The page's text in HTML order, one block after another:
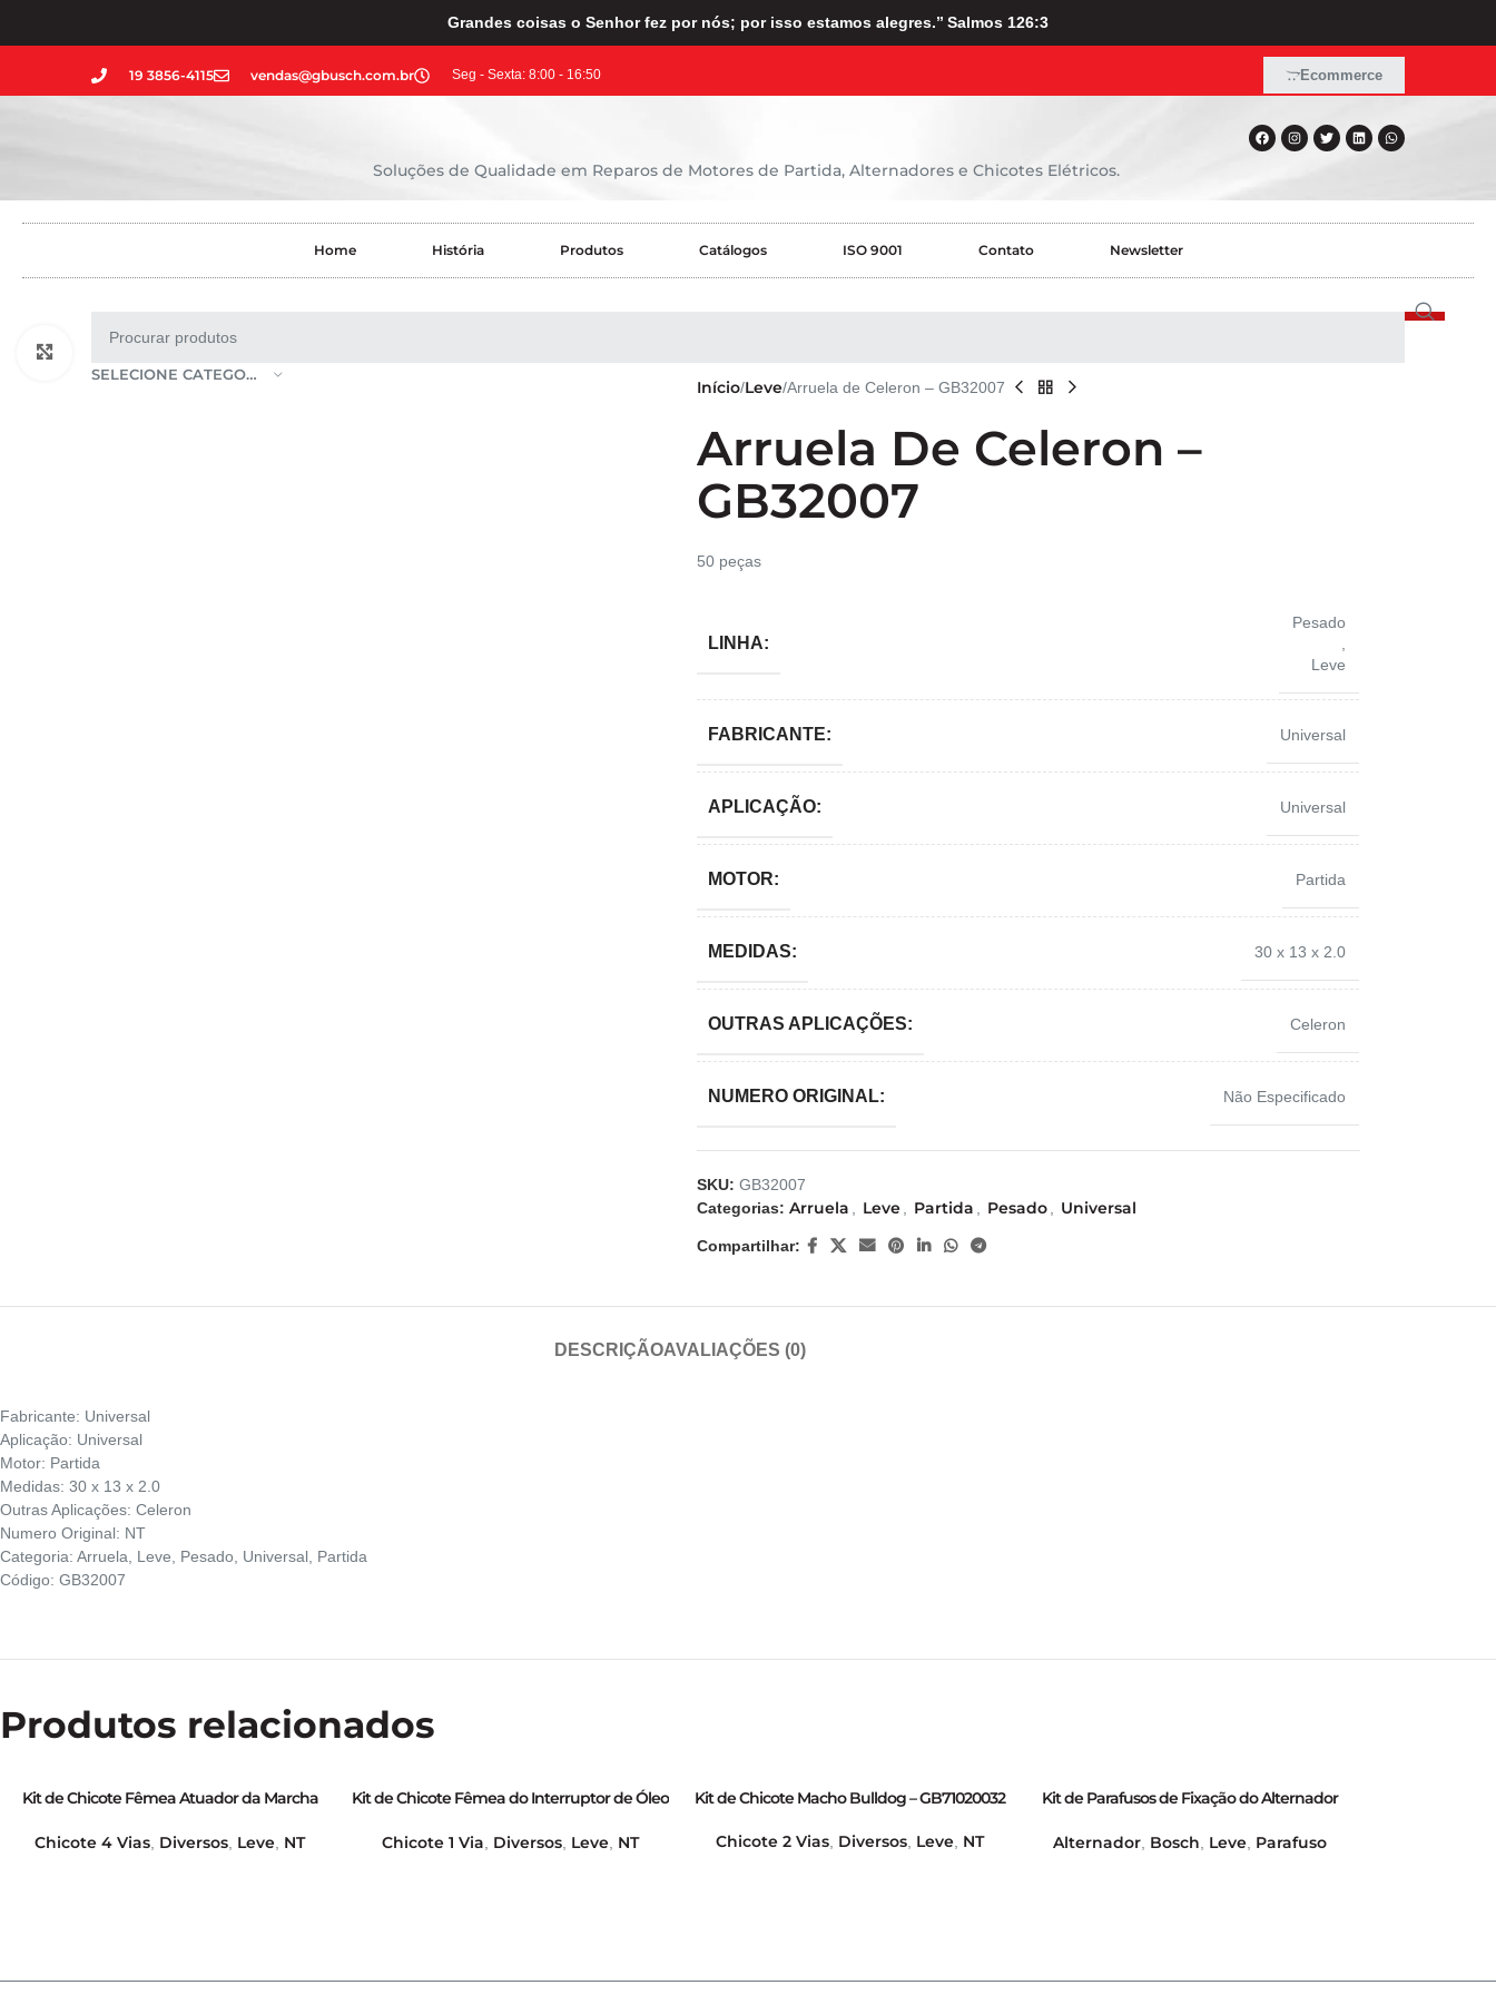
Grandes coisas o Senhor fez por nós; por isso estamos alegres.’’ Salmos 126:3
19 3856-4115 vendas@gbusch.com.br Seg - Sexta: 8:00 - 16:50 Ecommerce
Soluções de Qualidade em Reparos de Motores de Partida, Alternadores e Chicotes Elétricos.
Home História Produtos Catálogos ISO 9001 Contato Newsletter
SELECIONE CATEGORIA
Início Leve Arruela de Celeron – GB32007
Arruela De Celeron –
GB32007
50 peças
LINHA:
Pesado
Leve
FABRICANTE: Universal
APLICAÇÃO: Universal
MOTOR: Partida
MEDIDAS: 30 x 13 x 2.0
OUTRAS APLICAÇÕES: Celeron
NUMERO ORIGINAL: Não Especificado
SKU: GB32007
Categorias: Arruela Leve Partida Pesado Universal
Compartilhar:
DESCRIÇÃOAVALIAÇÕES (0)
Fabricante: Universal
Aplicação: Universal
Motor: Partida
Medidas: 30 x 13 x 2.0
Outras Aplicações: Celeron
Numero Original: NT
Categoria: Arruela, Leve, Pesado, Universal, Partida
Código: GB32007
Produtos relacionados
Kit de Chicote Fêmea Atuador da Marcha
Veículos EFI/MPFI, Bobina de Ignição,
Chicote 4 Vias Diversos Leve NT
Kit de Chicote Fêmea do Interruptor de Óleo
Chicote 1 Via Diversos, Leve, NT
Kit de Chicote Macho Bulldog – GB71020032
Chicote 2 Vias Diversos Leve NT
Kit de Parafusos de Fixação do Alternador
Alternador Bosch Leve Parafuso